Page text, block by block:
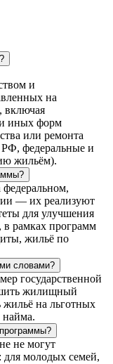
и
на
включая
и иных форм
или ремонта
федеральные и
жильём).
— их реализуют
для улучшения
рамках программ
жильё по
словами?
государственной
жилищный
жильё на льготных
найма.
не могут
для молодых семей,